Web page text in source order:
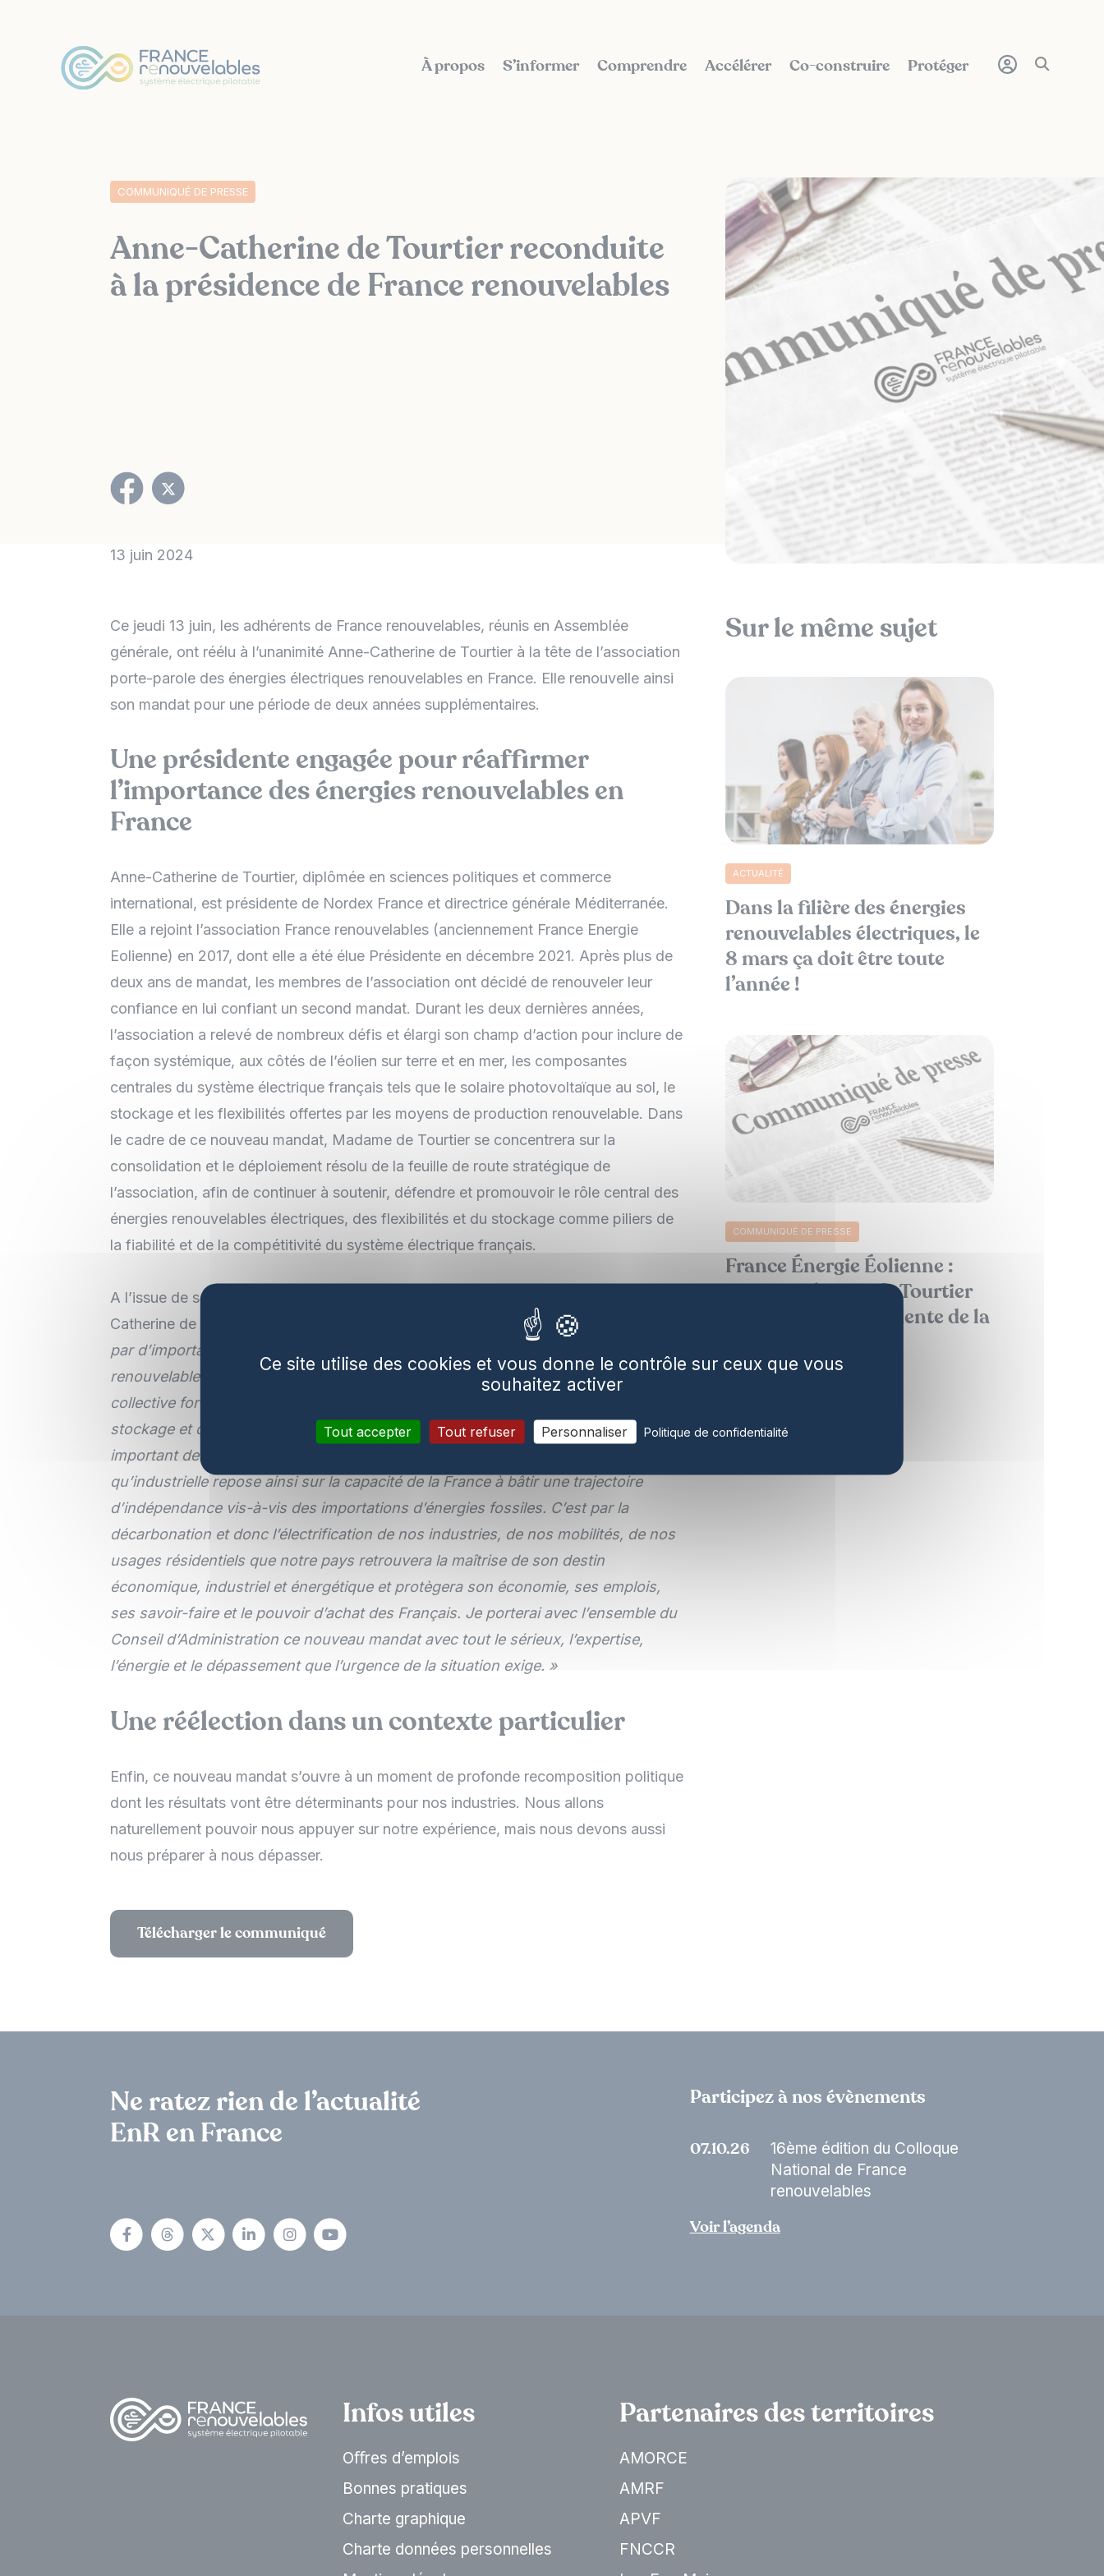
À propos S’informer Comprendre Accélérer Co-construire Protéger
COMMUNIQUÉ DE PRESSE
Anne-Catherine de Tourtier reconduite
à la présidence de France renouvelables
13 juin 2024
Ce jeudi 13 juin, les adhérents de France renouvelables, réunis en Assemblée
générale, ont réélu à l’unanimité Anne-Catherine de Tourtier à la tête de l’association
porte-parole des énergies électriques renouvelables en France. Elle renouvelle ainsi
son mandat pour une période de deux années supplémentaires.
Une présidente engagée pour réaffirmer
l’importance des énergies renouvelables en
France
Anne-Catherine de Tourtier, diplômée en sciences politiques et commerce
international, est présidente de Nordex France et directrice générale Méditerranée.
Elle a rejoint l’association France renouvelables (anciennement France Energie
Eolienne) en 2017, dont elle a été élue Présidente en décembre 2021. Après plus de
deux ans de mandat, les membres de l’association ont décidé de renouveler leur
confiance en lui confiant un second mandat. Durant les deux dernières années,
l’association a relevé de nombreux défis et élargi son champ d’action pour inclure de
façon systémique, aux côtés de l’éolien sur terre et en mer, les composantes
centrales du système électrique français tels que le solaire photovoltaïque au sol, le
stockage et les flexibilités offertes par les moyens de production renouvelable. Dans
le cadre de ce nouveau mandat, Madame de Tourtier se concentrera sur la
consolidation et le déploiement résolu de la feuille de route stratégique de
l’association, afin de continuer à soutenir, défendre et promouvoir le rôle central des
énergies renouvelables électriques, des flexibilités et du stockage comme piliers de
la fiabilité et de la compétitivité du système électrique français.
A l’issue de sa réélection par l’Assemblée générale de France renouvelables, Anne-
Catherine de Tourtier déclare :
« Ces deux années de mandat ont été marquées
par d’importantes évolutions pour notre association. La naissance de France
renouvelables nous a permis d’élargir notre champ d’action, avec une conviction
collective forte : les énergies renouvelables, l’électrification des usages, le
stockage et donc la pilotabilité de notre système électrique sont un levier
important de croissance pour notre pays. Notre souveraineté tant énergétique
qu’industrielle repose ainsi sur la capacité de la France à bâtir une trajectoire
d’indépendance vis-à-vis des importations d’énergies fossiles. C’est par la
décarbonation et donc l’électrification de nos industries, de nos mobilités, de nos
usages résidentiels que notre pays retrouvera la maîtrise de son destin
économique, industriel et énergétique et protègera son économie, ses emplois,
ses savoir-faire et le pouvoir d’achat des Français. Je porterai avec l’ensemble du
Conseil d’Administration ce nouveau mandat avec tout le sérieux, l’expertise,
l’énergie et le dépassement que l’urgence de la situation exige. »
Une réélection dans un contexte particulier
Enfin, ce nouveau mandat s’ouvre à un moment de profonde recomposition politique
dont les résultats vont être déterminants pour nos industries. Nous allons
naturellement pouvoir nous appuyer sur notre expérience, mais nous devons aussi
nous préparer à nous dépasser.
Télécharger le communiqué
Sur le même sujet
ACTUALITÉ
Dans la filière des énergies
renouvelables électriques, le
8 mars ça doit être toute
l’année !
COMMUNIQUÉ DE PRESSE
France Énergie Éolienne :
Anne-Catherine de Tourtier
élue nouvelle Présidente de la
Ne ratez rien de l’actualité
EnR en France
Participez à nos évènements
07.10.26
16ème édition du Colloque
National de France
renouvelables
Voir l’agenda
Infos utiles
Oﬀres d’emplois
Bonnes pratiques
Charte graphique
Charte données personnelles
Partenaires des territoires
AMORCE
AMRF
APVF
FNCCR
Ce site utilise des cookies et vous donne le contrôle sur ceux que vous
souhaitez activer
Tout accepter Tout refuser Personnaliser Politique de confidentialité